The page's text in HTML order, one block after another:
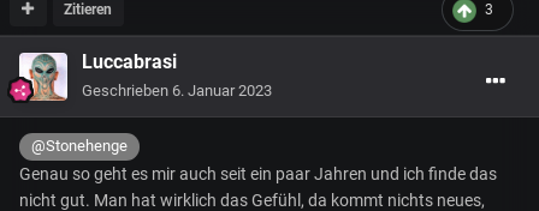
3
Zitieren
Luccabrasi
Geschrieben 6. Januar 2023
@Stonehenge
Genau so geht es mir auch seit ein paar Jahren und ich finde das
nicht gut. Man hat wirklich das Gefühl, da kommt nichts neues,